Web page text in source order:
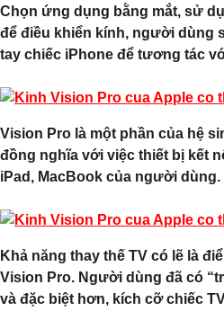
Chọn ứng dụng bằng mắt, sử
để điều khiển kính, người dùng
tay chiếc iPhone để tương tác
Vision Pro là một phần của hệ
đồng nghĩa với việc thiết bị kết
iPad, MacBook của người dùng.
Khả năng thay thế TV có lẽ là
Vision Pro. Người dùng đã có
và đặc biệt hơn, kích cỡ chiếc